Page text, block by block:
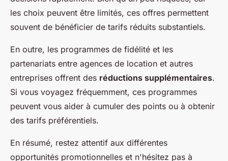
les choix peuvent être limités, ces offres permettent
souvent de bénéficier de tarifs réduits substantiels.
En outre, les programmes de fidélité et les
partenariats entre agences de location et autres
entreprises offrent des réductions supplémentaires.
Si vous voyagez fréquemment, ces programmes
peuvent vous aider à cumuler des points ou à obtenir
des tarifs préférentiels.
En résumé, restez attentif aux différentes
opportunités promotionnelles et n'hésitez pas à